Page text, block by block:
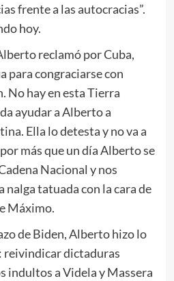
frente a las autocracias”.
hoy.
reclamó por Cuba,
para congraciarse con
No hay en esta Tierra
ayudar a Alberto a
Ella lo detesta y no va a
más que un día Alberto se
Nacional y nos
nalga tatuada con la cara de
Máximo.
de Biden, Alberto hizo lo
reivindicar dictaduras
indultos a Videla y Massera